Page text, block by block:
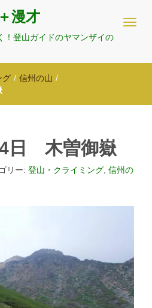
漫才
！登山ガイドのヤマンザイの
グ / 信州の山 /
日 木曽御嶽
リー: 登山・クライミング 信州の